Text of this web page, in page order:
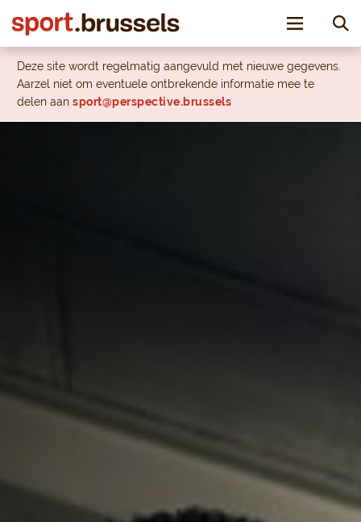
Toggle
Deze site wordt regelmatig aangevuld met nieuwe gegevens.
Aarzel niet om eventuele ontbrekende informatie mee te
delen aan sport@perspective.brussels